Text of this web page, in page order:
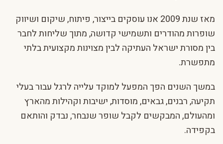
מאז שנת 2009 אנו עוסקים בייצור, פיתוח, שיקום ושיווק
שופרות מהודרים ותשמישי קדושה, מתוך שליחות לחבר
בין מסורת ישראל העתיקה לבין מצוינות מקצועית בלתי
מתפשרת.
במשך השנים הפך המפעל למוקד עלייה לרגל עבור בעלי
תקיעה, רבנים, גבאים, מוסדות, ישיבות וקהילות מהארץ
ומהעולם, המבקשים לקבל שופר שנבחר, נבדק והותאם
בקפידה.